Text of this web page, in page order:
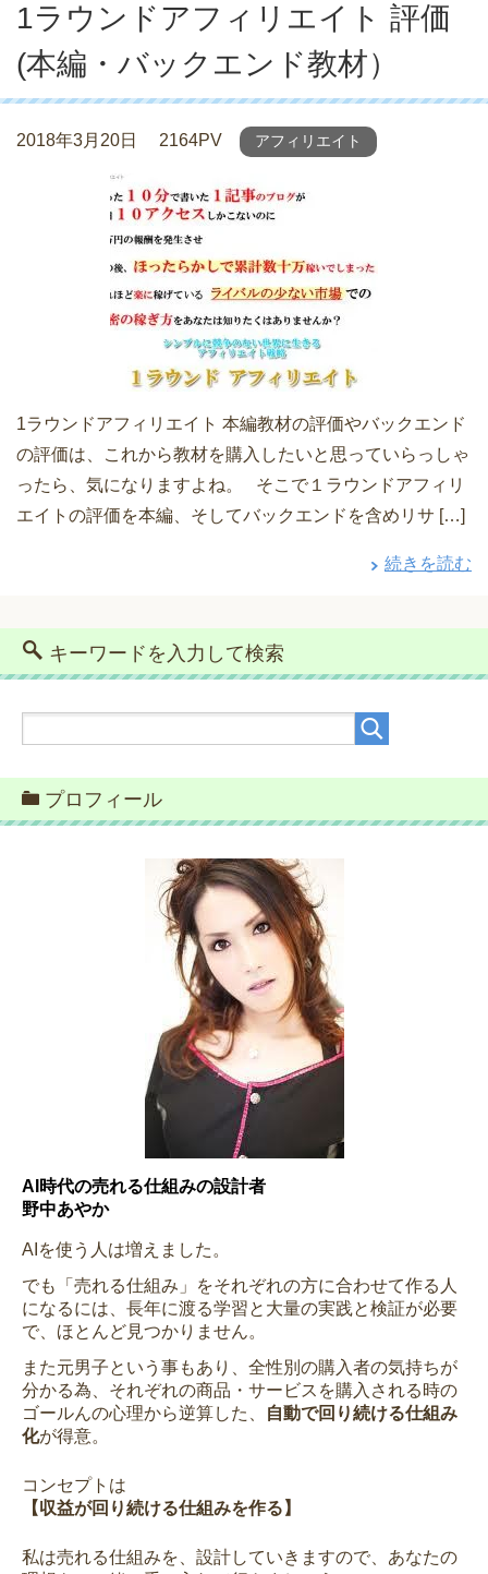
1ラウンドアフィリエイト 評価
(本編・バックエンド教材）
2018年3月20日 2164PV アフィリエイト
1ラウンドアフィリエイト 本編教材の評価やバックエンド
の評価は、これから教材を購入したいと思っていらっしゃ
ったら、気になりますよね。 そこで１ラウンドアフィリ
エイトの評価を本編、そしてバックエンドを含めリサ […]
続きを読む
キーワードを入力して検索
プロフィール
AI時代の売れる仕組みの設計者
野中あやか
AIを使う人は増えました。
でも「売れる仕組み」をそれぞれの方に合わせて作る人
になるには、長年に渡る学習と大量の実践と検証が必要
で、ほとんど見つかりません。
また元男子という事もあり、全性別の購入者の気持ちが
分かる為、それぞれの商品・サービスを購入される時の
ゴールんの心理から逆算した、
自動で回り続ける仕組み
化が得意。
コンセプトは
【収益が回り続ける仕組みを作る】
私は売れる仕組みを、設計していきますので、あなたの